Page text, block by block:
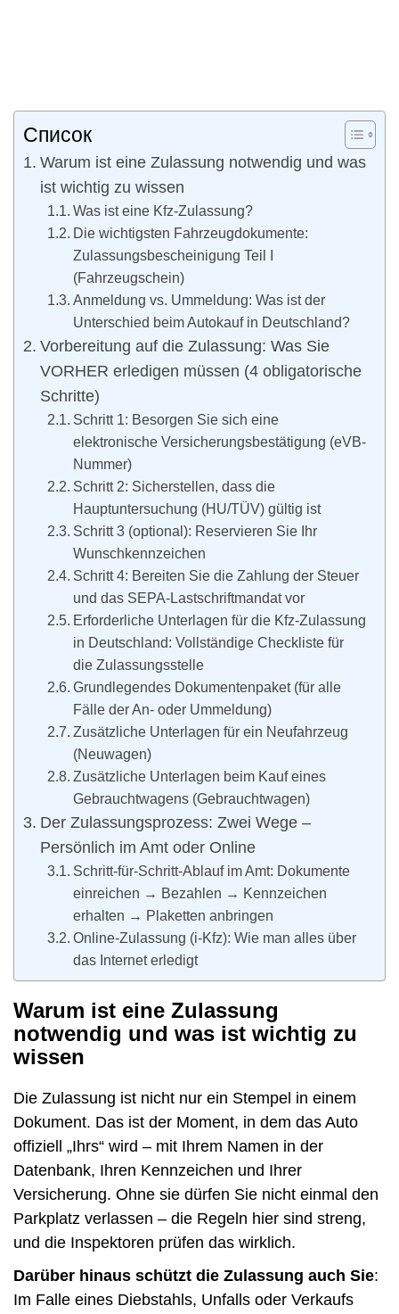
Список
Warum ist eine Zulassung notwendig und was
ist wichtig zu wissen
Was ist eine Kfz-Zulassung?
Die wichtigsten Fahrzeugdokumente:
Zulassungsbescheinigung Teil I
(Fahrzeugschein)
Anmeldung vs. Ummeldung: Was ist der
Unterschied beim Autokauf in Deutschland?
Vorbereitung auf die Zulassung: Was Sie
VORHER erledigen müssen (4 obligatorische
Schritte)
Schritt 1: Besorgen Sie sich eine
elektronische Versicherungsbestätigung (eVB-
Nummer)
Schritt 2: Sicherstellen, dass die
Hauptuntersuchung (HU/TÜV) gültig ist
Schritt 3 (optional): Reservieren Sie Ihr
Wunschkennzeichen
Schritt 4: Bereiten Sie die Zahlung der Steuer
und das SEPA-Lastschriftmandat vor
Erforderliche Unterlagen für die Kfz-Zulassung
in Deutschland: Vollständige Checkliste für
die Zulassungsstelle
Grundlegendes Dokumentenpaket (für alle
Fälle der An- oder Ummeldung)
Zusätzliche Unterlagen für ein Neufahrzeug
(Neuwagen)
Zusätzliche Unterlagen beim Kauf eines
Gebrauchtwagens (Gebrauchtwagen)
Der Zulassungsprozess: Zwei Wege –
Persönlich im Amt oder Online
Schritt-für-Schritt-Ablauf im Amt: Dokumente
einreichen → Bezahlen → Kennzeichen
erhalten → Plaketten anbringen
Online-Zulassung (i-Kfz): Wie man alles über
das Internet erledigt
Warum ist eine Zulassung
notwendig und was ist wichtig zu
wissen
Die Zulassung ist nicht nur ein Stempel in einem
Dokument. Das ist der Moment, in dem das Auto
offiziell „Ihrs“ wird – mit Ihrem Namen in der
Datenbank, Ihren Kennzeichen und Ihrer
Versicherung. Ohne sie dürfen Sie nicht einmal den
Parkplatz verlassen – die Regeln hier sind streng,
und die Inspektoren prüfen das wirklich.
Darüber hinaus schützt die Zulassung auch Sie:
Im Falle eines Diebstahls, Unfalls oder Verkaufs